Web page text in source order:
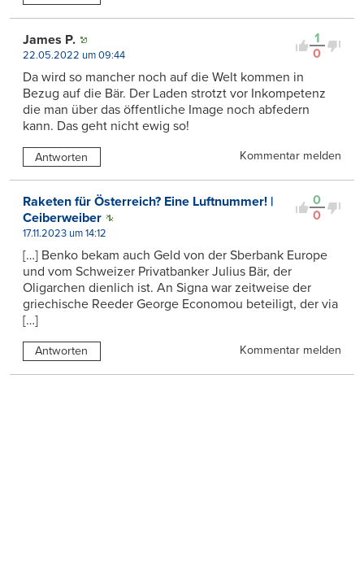
1
0
James P.
22.05.2022 um 09:44
Da wird so mancher noch auf die Welt kommen in
Bezug auf die Bär. Der Laden strotzt vor Inkompetenz
die man über das öffentliche Image noch abfedern
kann. Das geht nicht ewig so!
Antworten Kommentar melden
0
0
Raketen für Österreich? Eine Luftnummer! |
Ceiberweiber
17.11.2023 um 14:12
[…] Benko bekam auch Geld von der Sberbank Europe
und vom Schweizer Privatbanker Julius Bär, der
Oligarchen dienlich ist. An Signa war zeitweise der
griechische Reeder George Economou beteiligt, der via
[…]
Antworten Kommentar melden